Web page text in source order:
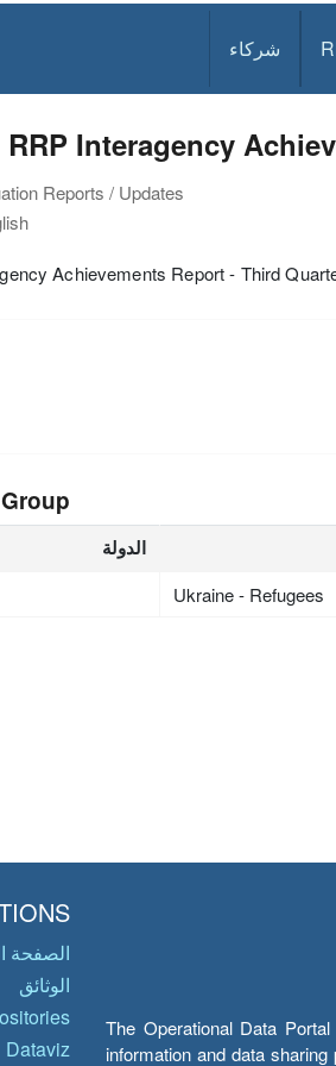
شركاء
Interagency
Reports / Updates
Achievements Report - Third
الدولة
Ukraine - Refugees
The Operational Data
information and data
الصفحة
الوثائق
Dataviz